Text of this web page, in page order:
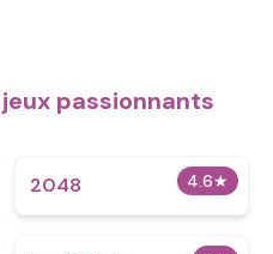
passionnants
4.6★
2048